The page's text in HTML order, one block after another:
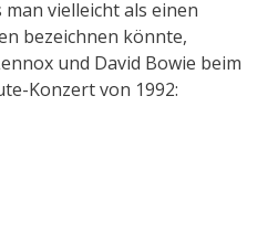
man vielleicht als einen
bezeichnen könnte,
und David Bowie beim
Konzert von 1992: